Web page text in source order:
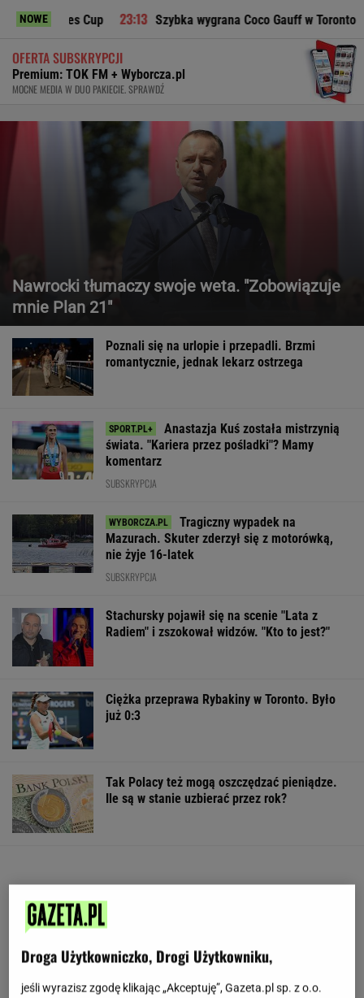
NOWE
Cup Szybka wygrana Coco Gauff w Toronto
OFERTA SUBSKRYPCJI
Premium: TOK FM + Wyborcza.pl
MOCNE MEDIA W DUO PAKIECIE. SPRAWDŹ
Nawrocki tłumaczy swoje weta. "Zobowiązuje
mnie Plan 21"
Poznali się na urlopie i przepadli. Brzmi
romantycznie, jednak lekarz ostrzega
Anastazja Kuś została mistrzynią
świata. "Kariera przez pośladki"? Mamy
komentarz
SUBSKRYPCJA
Tragiczny wypadek na
Mazurach. Skuter zderzył się z motorówką,
nie żyje 16-latek
SUBSKRYPCJA
Stachursky pojawił się na scenie "Lata z
Radiem" i zszokował widzów. "Kto to jest?"
Ciężka przeprawa Rybakiny w Toronto. Było
już 0:3
Tak Polacy też mogą oszczędzać pieniądze.
Ile są w stanie uzbierać przez rok?
Droga Użytkowniczko, Drogi Użytkowniku,
jeśli wyrazisz zgodę klikając „Akceptuję”, Gazeta.pl sp. z o.o.